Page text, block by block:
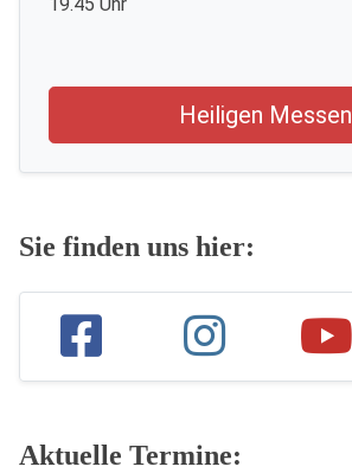
Heiligen Messen
Sie finden uns hier:
Aktuelle Termine: